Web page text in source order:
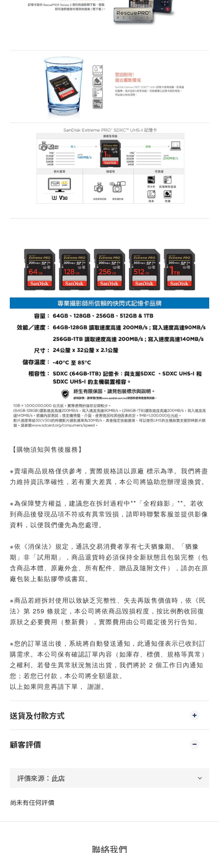
【購物須知與售後服務】
※賣場商品規格僅供參考，實際規格請以原廠 標示為準。我們將盡
力維持資訊準確性，若有重大差異，本公司將協助您辦理退換貨。
※為保障雙方權益，建議您在拆封過程中**「全程錄影」**。若收
到商品後發現品項不符或有異常毀損，請即時聯繫客服並提供影像
資料，以便我們優先為您處理。
※依《消保法》規定，通訊交易消費者享有七天猶豫期。「猶豫
期」非「試用期」，商品退貨時必須保持全新狀態且包裝完整（包
含商品本體、原廠外盒、所有配件、贈品及隨附文件），請勿在原
廠包裝上黏貼膠帶或書寫。
※商品若經拆封使用以致缺乏完整性、失去再販售價值時，依《民
法》第 259 條規定，本公司將依商品毀損程度，按比例酌收回復
原狀之必要費用（整新費），實際費用由公司鑑定後另行告知。
※您的訂單送出後，系統將自動發送通知，此通知僅表示已收到訂
購需求。本公司保有確認訂單內容（如庫存、標價、規格等異常）
之權利。若發生異常狀況無法出貨，我們將於 2 個工作日內通知
您；若您已付款，本公司將全額退款。
以上如果同意再請下單， 謝謝。
送貨及付款方式
顧客評價
尚未有任何評價
聯絡我們